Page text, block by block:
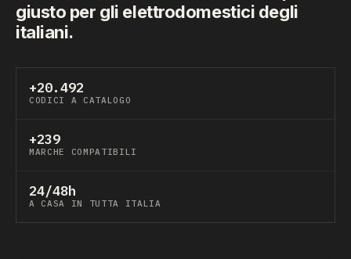
giusto per gli elettrodomestici degli
italiani.
+20.492
CODICI A CATALOGO
+239
MARCHE COMPATIBILI
24/48h
A CASA IN TUTTA ITALIA